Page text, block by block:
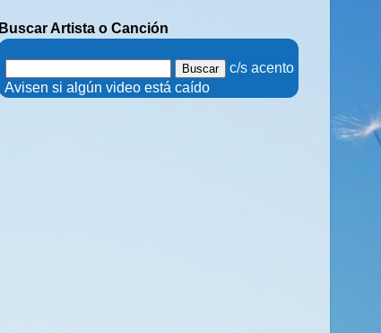
Buscar Artista o Canción
c/s acento
Avisen si algún video está caído